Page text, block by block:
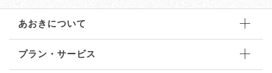
あおきについて
プラン・サービス